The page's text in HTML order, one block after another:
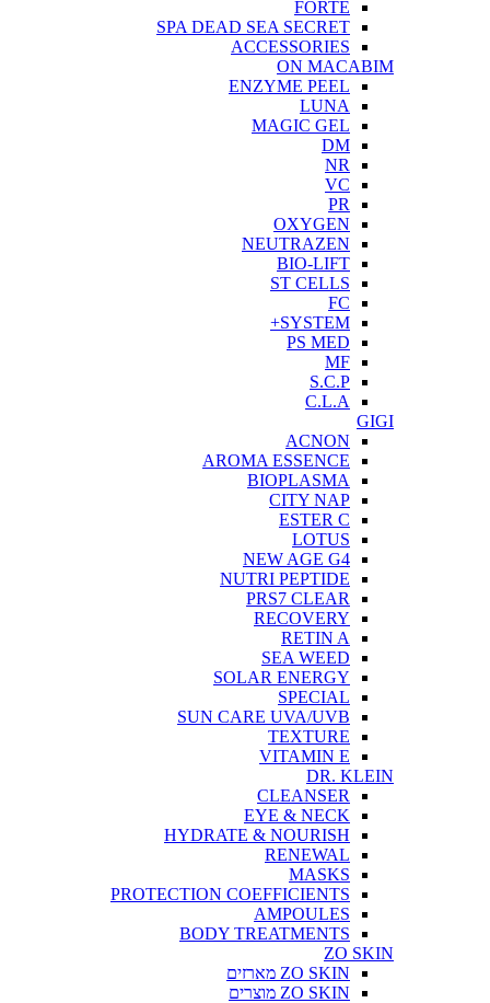
FORTE
SPA DEAD SEA SECRET
ACCESSORIES
ON MACABIM
ENZYME PEEL
LUNA
MAGIC GEL
DM
NR
VC
PR
OXYGEN
NEUTRAZEN
BIO-LIFT
ST CELLS
FC
SYSTEM+
PS MED
MF
S.C.P
C.L.A
GIGI
ACNON
AROMA ESSENCE
BIOPLASMA
CITY NAP
ESTER C
LOTUS
NEW AGE G4
NUTRI PEPTIDE
PRS7 CLEAR
RECOVERY
RETIN A
SEA WEED
SOLAR ENERGY
SPECIAL
SUN CARE UVA/UVB
TEXTURE
VITAMIN E
DR. KLEIN
CLEANSER
EYE & NECK
HYDRATE & NOURISH
RENEWAL
MASKS
PROTECTION COEFFICIENTS
AMPOULES
BODY TREATMENTS
ZO SKIN
ZO SKIN מארזים
ZO SKIN מוצרים